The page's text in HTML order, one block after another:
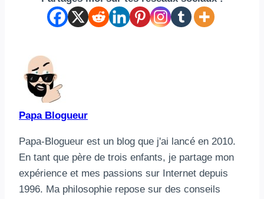
Papa Blogueur
Papa-Blogueur est un blog que j'ai lancé en 2010.
En tant que père de trois enfants, je partage mon
expérience et mes passions sur Internet depuis
1996. Ma philosophie repose sur des conseils